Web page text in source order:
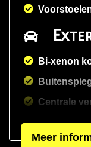
Bi-xenon
Centrale
Chroom
Meer